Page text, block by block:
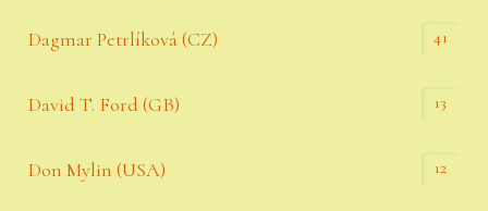
Dagmar Petrlíková (CZ) 41
David T. Ford (GB) 13
Don Mylin (USA) 12